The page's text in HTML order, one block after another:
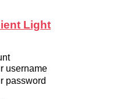
Light
username
password